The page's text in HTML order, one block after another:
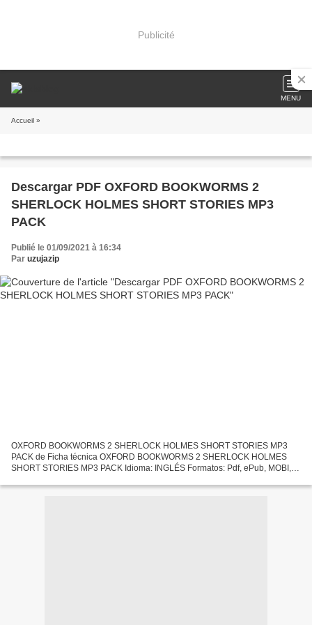
Publicité
MENU
Accueil »
Descargar PDF OXFORD BOOKWORMS 2
SHERLOCK HOLMES SHORT STORIES MP3
PACK
Publié le 01/09/2021 à 16:34
Par uzujazip
OXFORD BOOKWORMS 2 SHERLOCK HOLMES SHORT STORIES MP3
PACK de Ficha técnica OXFORD BOOKWORMS 2 SHERLOCK HOLMES
SHORT STORIES MP3 PACK Idioma: INGLÉS Formatos: Pdf, ePub, MOBI,
edición: 2016...